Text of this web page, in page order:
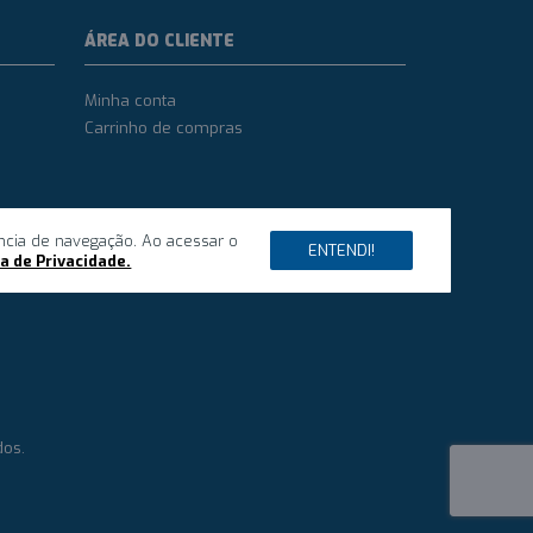
de navegação. Ao acessar o
de Privacidade.
ENTENDI!
ÁREA DO CLIENTE
Minha conta
Carrinho de compras